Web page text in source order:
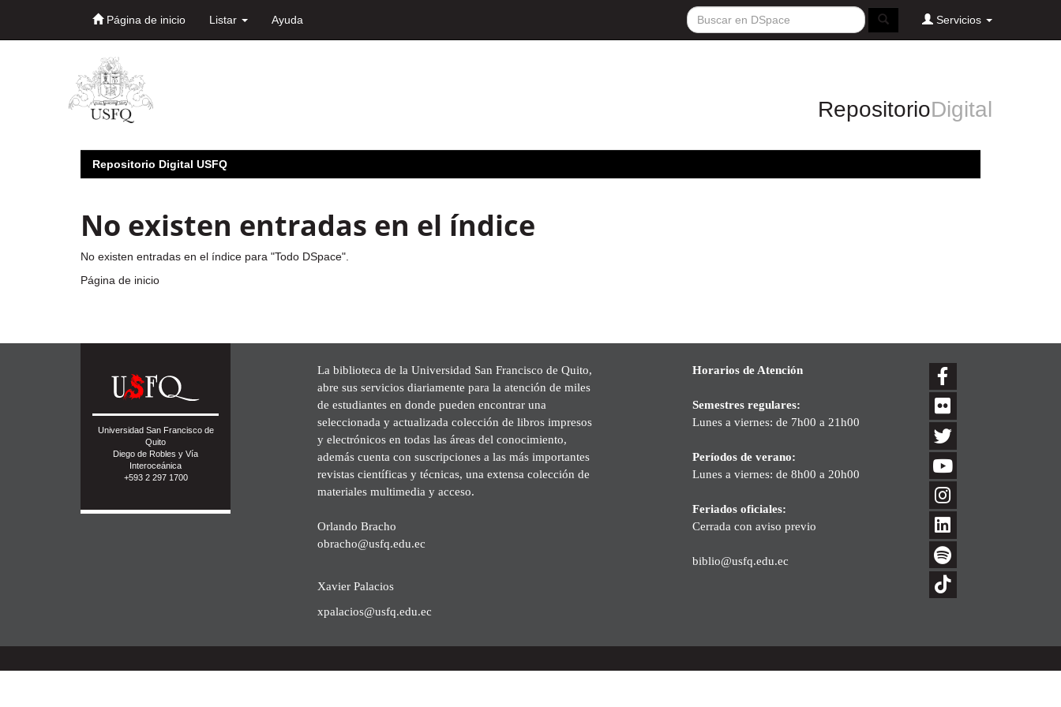
Página de inicio Listar Ayuda Servicios
RepositorioDigital
Repositorio Digital USFQ
No existen entradas en el índice
No existen entradas en el índice para "Todo DSpace".
Página de inicio
Universidad San Francisco de
Quito
Diego de Robles y Vía
Interoceánica
+593 2 297 1700
La biblioteca de la Universidad San Francisco de Quito,
abre sus servicios diariamente para la atención de miles
de estudiantes en donde pueden encontrar una
seleccionada y actualizada colección de libros impresos
y electrónicos en todas las áreas del conocimiento,
además cuenta con suscripciones a las más importantes
revistas científicas y técnicas, una extensa colección de
materiales multimedia y acceso.
Orlando Bracho
obracho@usfq.edu.ec
Xavier Palacios
xpalacios@usfq.edu.ec
Horarios de Atención
Semestres regulares:
Lunes a viernes: de 7h00 a 21h00
Períodos de verano:
Lunes a viernes: de 8h00 a 20h00
Feriados oficiales:
Cerrada con aviso previo
biblio@usfq.edu.ec